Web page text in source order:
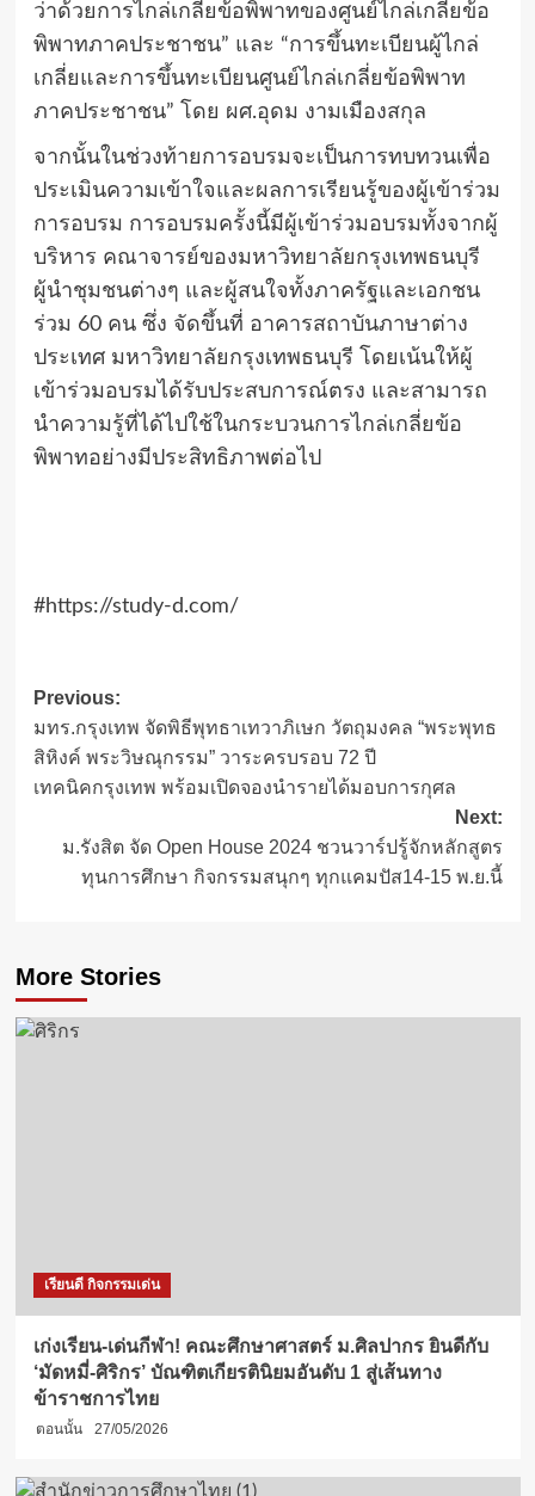
ว่าด้วยการไกล่เกลี่ยข้อพิพาทของศูนย์ไกล่เกลี่ยข้อ
พิพาทภาคประชาชน” และ “การขึ้นทะเบียนผู้ไกล่
เกลี่ยและการขึ้นทะเบียนศูนย์ไกล่เกลี่ยข้อพิพาท
ภาคประชาชน” โดย ผศ.อุดม งามเมืองสกุล
จากนั้นในช่วงท้ายการอบรมจะเป็นการทบทวนเพื่อ
ประเมินความเข้าใจและผลการเรียนรู้ของผู้เข้าร่วม
การอบรม การอบรมครั้งนี้มีผู้เข้าร่วมอบรมทั้งจากผู้
บริหาร คณาจารย์ของมหาวิทยาลัยกรุงเทพธนบุรี
ผู้นำชุมชนต่างๆ และผู้สนใจทั้งภาครัฐและเอกชน
ร่วม 60 คน ซึ่ง จัดขึ้นที่ อาคารสถาบันภาษาต่าง
ประเทศ มหาวิทยาลัยกรุงเทพธนบุรี โดยเน้นให้ผู้
เข้าร่วมอบรมได้รับประสบการณ์ตรง และสามารถ
นำความรู้ที่ได้ไปใช้ในกระบวนการไกล่เกลี่ยข้อ
พิพาทอย่างมีประสิทธิภาพต่อไป
#https://study-d.com/
Post
navigation
Previous:
มทร.กรุงเทพ จัดพิธีพุทธาเทวาภิเษก วัตถุมงคล “พระพุทธ
สิหิงค์ พระวิษณุกรรม” วาระครบรอบ 72 ปี
เทคนิคกรุงเทพ พร้อมเปิดจองนำรายได้มอบการกุศล
Next:
ม.รังสิต จัด Open House 2024 ชวนวาร์ปรู้จักหลักสูตร
ทุนการศึกษา กิจกรรมสนุกๆ ทุกแคมปัส14-15 พ.ย.นี้
More Stories
เรียนดี กิจกรรมเด่น
เก่งเรียน-เด่นกีฬา! คณะศึกษาศาสตร์ ม.ศิลปากร ยินดีกับ
‘มัดหมี่-ศิริกร’ บัณฑิตเกียรตินิยมอันดับ 1 สู่เส้นทาง
ข้าราชการไทย
ตอนนั้น 27/05/2026